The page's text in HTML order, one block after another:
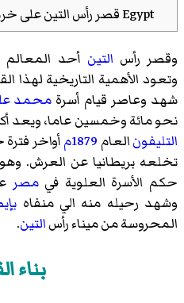
وقصر رأس التين أحد المعالم
وتعود الأهمية التاريخية لهذا
شهد وعاصر قيام أسرة محمد
نحو مائة وخمسين عاما، ويعد
التليفونالعام 1879م أواخر
تخلعه بريطانيا عن العرش.
حكم الأسرة العلوية فيمصر
وشهد رحيله منه الي منفاه
المحروسة من ميناء رأسالتين.
بناء